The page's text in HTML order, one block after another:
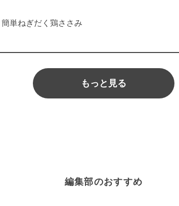
簡単ねぎだく鶏ささみ
もっと見る
編集部のおすすめ